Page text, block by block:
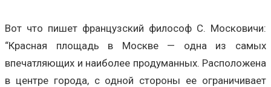
Вот что пишет французский философ С. Московичи:
“Красная площадь в Москве — одна из самых
впечатляющих и наиболее продуманных. Расположена
в центре города, с одной стороны ее ограничивает